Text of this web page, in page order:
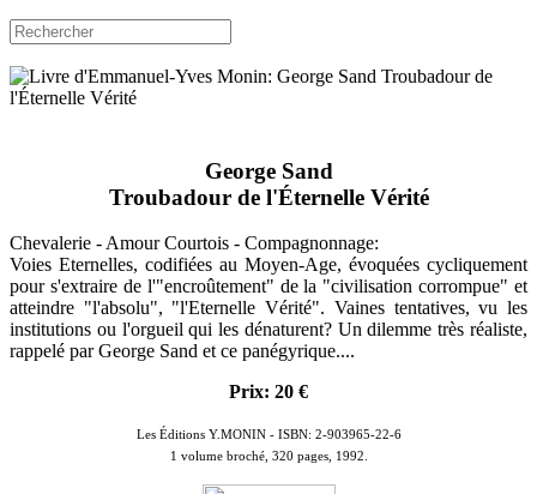
George Sand
Troubadour de l'Éternelle Vérité
Chevalerie - Amour Courtois - Compagnonnage:
Voies Eternelles, codifiées au Moyen-Age, évoquées cycliquement
pour s'extraire de l'"encroûtement" de la "civilisation corrompue" et
atteindre "l'absolu", "l'Eternelle Vérité". Vaines tentatives, vu les
institutions ou l'orgueil qui les dénaturent? Un dilemme très réaliste,
rappelé par George Sand et ce panégyrique....
Prix: 20 €
Les Éditions Y.MONIN - ISBN: 2-903965-22-6
1 volume broché, 320 pages, 1992.